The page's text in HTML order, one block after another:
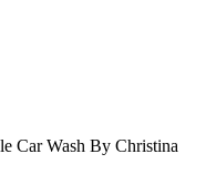
Car Wash By Christina